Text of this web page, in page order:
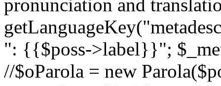
pronunciation and
": {{$poss->label}}";
//$oParola = new